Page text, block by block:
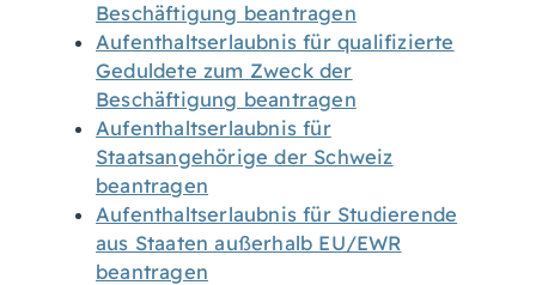
Beschäftigung beantragen
Aufenthaltserlaubnis für qualifizierte
Geduldete zum Zweck der
Beschäftigung beantragen
Aufenthaltserlaubnis für
Staatsangehörige der Schweiz
beantragen
Aufenthaltserlaubnis für Studierende
aus Staaten außerhalb EU/EWR
beantragen